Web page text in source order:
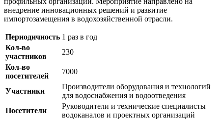
внедрение инновационных решений и развитие
импортозамещения в водохозяйственной отрасли.
Периодичность 1 раз в год
Кол-во
участников
230
Кол-во
посетителей
7000
Участники
Производители оборудования и технологий
для водоснабжения и водоотведения
Посетители
Руководители и технические специалисты
водоканалов и проектных организаций